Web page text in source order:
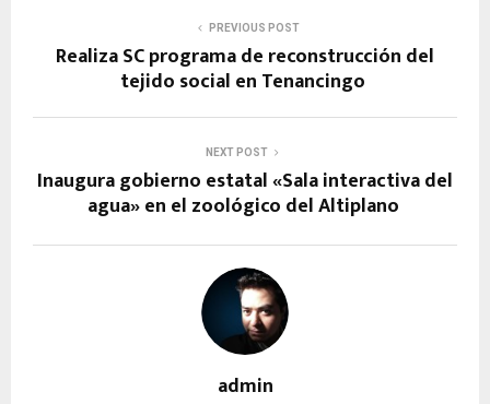
PREVIOUS POST
Realiza SC programa de reconstrucción del
tejido social en Tenancingo
NEXT POST
Inaugura gobierno estatal «Sala interactiva del
agua» en el zoológico del Altiplano
admin